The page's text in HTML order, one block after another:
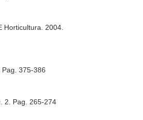
Horticultura . 2004.
Pag. 375-386
2. Pag. 265-274